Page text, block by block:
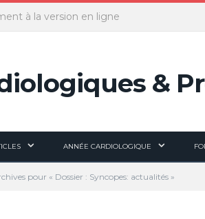
à la version en ligne
ANNÉE CARDIOLOGIQUE
pour « Dossier : Syncopes: actualités »